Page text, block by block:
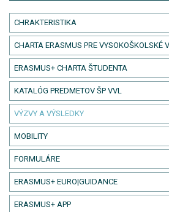
CHRAKTERISTIKA
CHARTA ERASMUS PRE VYSOKOŠKOLSKÉ
ERASMUS+ CHARTA ŠTUDENTA
KATALÓG PREDMETOV ŠP VVL
VÝZVY A VÝSLEDKY
MOBILITY
FORMULÁRE
ERASMUS+ EURO|GUIDANCE
ERASMUS+ APP